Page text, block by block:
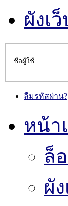
ผังเ
ลืมรหัสผ่าน?
หน้า
ล็
ผั